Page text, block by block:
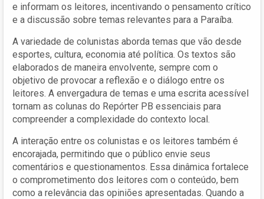
e informam os leitores, incentivando o pensamento crítico
e a discussão sobre temas relevantes para a Paraíba.
A variedade de colunistas aborda temas que vão desde
esportes, cultura, economia até política. Os textos são
elaborados de maneira envolvente, sempre com o
objetivo de provocar a reflexão e o diálogo entre os
leitores. A envergadura de temas e uma escrita acessível
tornam as colunas do Repórter PB essenciais para
compreender a complexidade do contexto local.
A interação entre os colunistas e os leitores também é
encorajada, permitindo que o público envie seus
comentários e questionamentos. Essa dinâmica fortalece
o comprometimento dos leitores com o conteúdo, bem
como a relevância das opiniões apresentadas. Quando a